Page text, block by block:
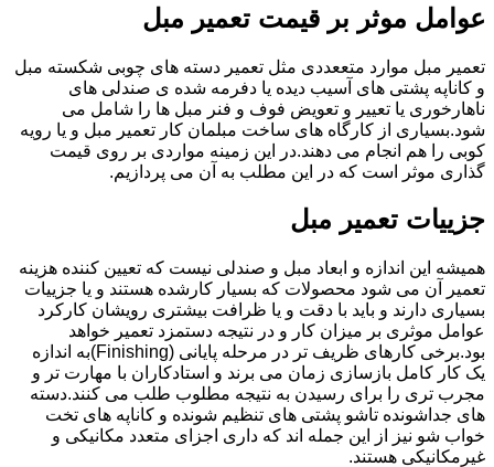
عوامل موثر بر قیمت تعمیر مبل
تعمیر مبل موارد متععددی مثل تعمیر دسته های چوبی شکسته مبل
و کاناپه پشتی های آسیب دیده یا دفرمه شده ی صندلی های
ناهارخوری یا تعییر و تعویض فوف و فنر مبل ها را شامل می
شود.بسیاری از کارگاه های ساخت مبلمان کار تعمیر مبل و یا رویه
کوبی را هم انجام می دهند.در این زمینه مواردی بر روی قیمت
گذاری موثر است که در این مطلب به آن می پردازیم.
جزییات تعمیر مبل
همیشه این اندازه و ابعاد مبل و صندلی نیست که تعیین کننده هزینه
تعمیر آن می شود محصولات که بسیار کارشده هستند و یا جزییات
بسیاری دارند و باید با دقت و یا ظرافت بیشتری رویشان کارکرد
عوامل موثری بر میزان کار و در نتیجه دستمزد تعمیر خواهد
بود.برخی کارهای ظریف تر در مرحله پایانی (Finishing)به اندازه
یک کار کامل بازسازی زمان می برند و استادکاران با مهارت تر و
مجرب تری را برای رسیدن به نتیجه مطلوب طلب می کنند.دسته
های جداشونده تاشو پشتی های تنظیم شونده و کاناپه های تخت
خواب شو نیز از این جمله اند که داری اجزای متعدد مکانیکی و
غیرمکانیکی هستند.